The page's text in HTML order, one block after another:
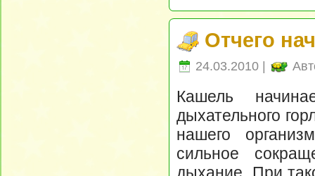
Отчего
24.03.2010 |
Кашель
дыхательного
нашего
сильное